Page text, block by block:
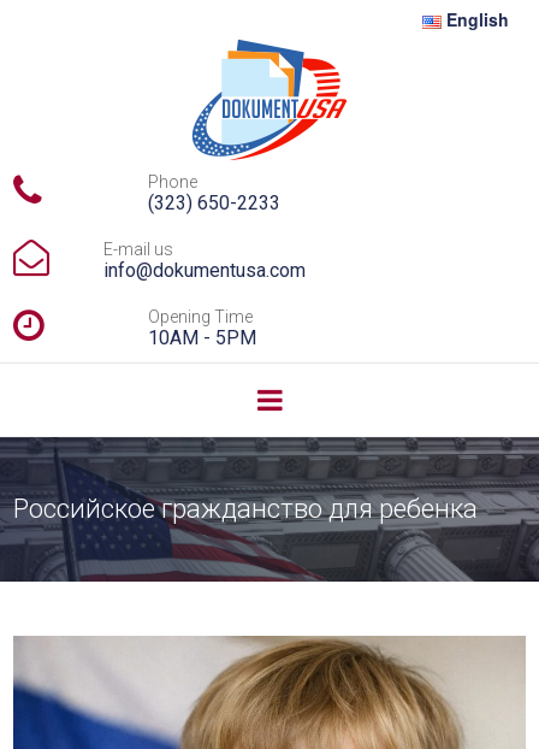
English
 Phone
(323) 650-2233
 E-mail us
info@dokumentusa.com
 Opening Time
10AM - 5PM
Российское гражданство для ребенка